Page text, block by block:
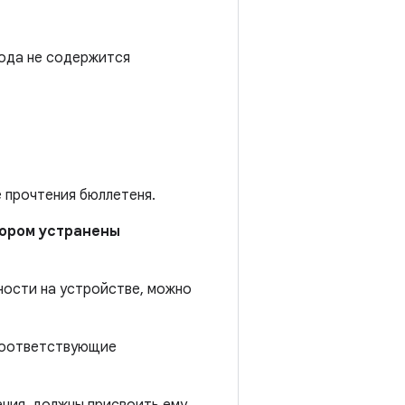
не содержится
бюллетеня.
устранены
на устройстве, можно